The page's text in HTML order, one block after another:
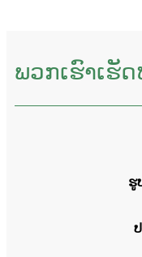
ພວກເຮົາເຮັ
ຮູ